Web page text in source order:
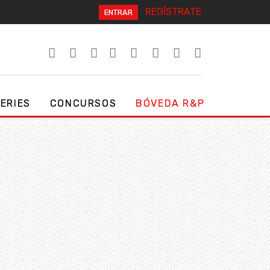
ENTRAR REGÍSTRATE
CONCURSOS BÓVEDA R&P